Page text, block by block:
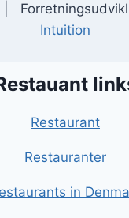
|
Intuition
Restaurant
Restauranter
in